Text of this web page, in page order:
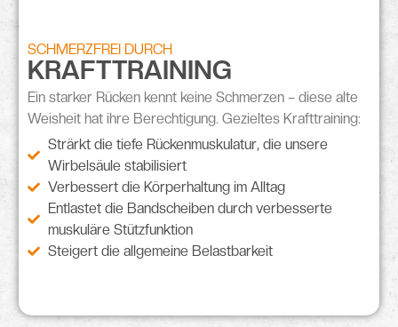
SCHMERZFREI DURCH
KRAFTTRAINING
Ein starker Rücken kennt keine Schmerzen – diese alte
Weisheit hat ihre Berechtigung. Gezieltes Krafttraining:
Strärkt die tiefe Rückenmuskulatur, die unsere
Wirbelsäule stabilisiert
Verbessert die Körperhaltung im Alltag
Entlastet die Bandscheiben durch verbesserte
muskuläre Stützfunktion
Steigert die allgemeine Belastbarkeit